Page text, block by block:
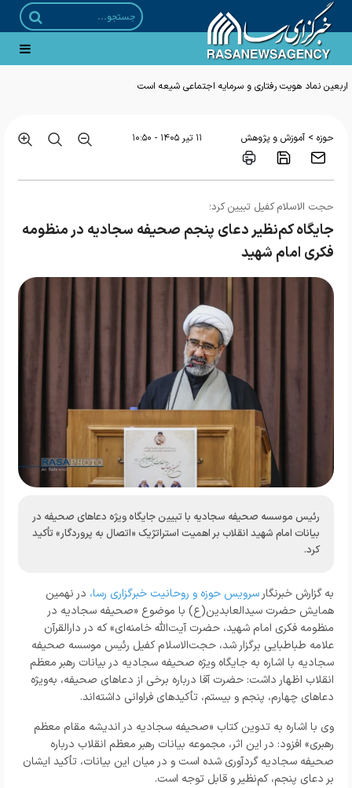
اربعین نماد هویت رفتاری و سرمایه اجتماعی شیعه است
حوزه > آموزش و پژوهش ۱۱ تير ۱۴۰۵ - ۱۰:۵۰
حجت الاسلام کفیل تبیین کرد؛
جایگاه کم‌نظیر دعای پنجم صحیفه سجادیه در منظومه
فکری امام شهید
رئیس موسسه صحیفه سجادیه با تبیین جایگاه ویژه دعاهای صحیفه در
بیانات امام شهید انقلاب بر اهمیت استراتژیک «اتصال به پروردگار» تأکید
کرد.
به گزارش خبرنگار سرویس حوزه و روحانیت خبرگزاری رسا، در نهمین
همایش حضرت سیدالعابدین(ع) با موضوع «صحیفه سجادیه در
منظومه فکری امام شهید، حضرت آیت‌الله خامنه‌ای» که در دارالقرآن
علامه طباطبایی برگزار شد، حجت‌الاسلام کفیل رئیس موسسه صحیفه
سجادیه با اشاره به جایگاه ویژه صحیفه سجادیه در بیانات رهبر معظم
انقلاب اظهار داشت: حضرت آقا درباره برخی از دعاهای صحیفه، به‌ویژه
دعاهای چهارم، پنجم و بیستم، تأکیدهای فراوانی داشته‌اند.
وی با اشاره به تدوین کتاب «صحیفه سجادیه در اندیشه مقام معظم
رهبری» افزود: در این اثر، مجموعه بیانات رهبر معظم انقلاب درباره
صحیفه سجادیه گردآوری شده است و در میان این بیانات، تأکید ایشان
بر دعای پنجم، کم‌نظیر و قابل توجه است.